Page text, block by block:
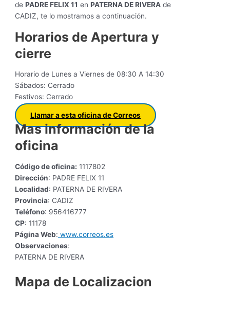
dePADRE FELIX 11 enPATERNA DE RIVERA de
CADIZ, te lo mostramos a continuación.
Horarios de Apertura y
cierre
Horario de Lunes a Viernes de 08:30 A 14:30
Sábados: Cerrado
Festivos: Cerrado
Llamar a esta oficina de Correos
Mas información de la
oficina
Código de oficina: 1117802
Dirección: PADRE FELIX 11
Localidad: PATERNA DE RIVERA
Provincia: CADIZ
Teléfono: 956416777
CP: 11178
Página Web: www.correos.es
Observaciones:
PATERNA DE RIVERA
Mapa de Localizacion